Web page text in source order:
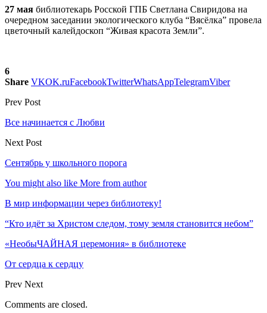
27 мая библиотекарь Росской ГПБ Светлана Свиридова на
очередном заседании экологического клуба “Вясёлка” провела
цветочный калейдоскоп “Живая красота Земли”.
6
Share VKOK.ruFacebookTwitterWhatsAppTelegramViber
Prev Post
Все начинается с Любви
Next Post
Сентябрь у школьного порога
You might also like More from author
В мир информации через библиотеку!
“Кто идёт за Христом следом, тому земля становится небом”
«НеобыЧАЙНАЯ церемония» в библиотеке
От сердца к сердцу
Prev Next
Comments are closed.